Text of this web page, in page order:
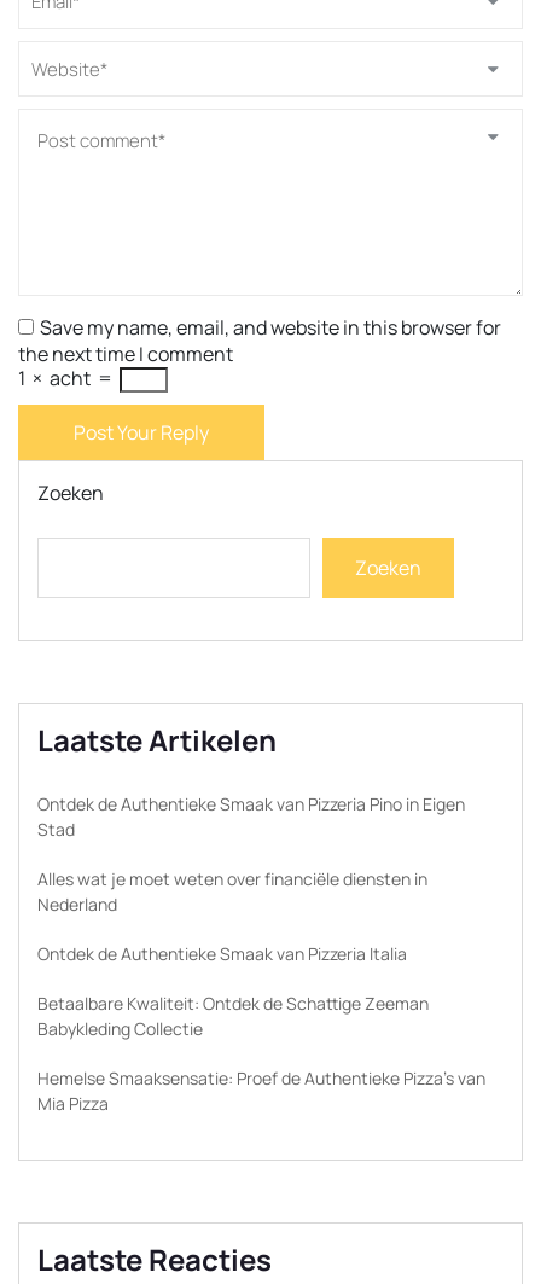
Save my name, email, and website in this browser for
the next time I comment
1 × acht =
Post Your Reply
Zoeken
Zoeken
Laatste Artikelen
Ontdek de Authentieke Smaak van Pizzeria Pino in Eigen
Stad
Alles wat je moet weten over financiële diensten in
Nederland
Ontdek de Authentieke Smaak van Pizzeria Italia
Betaalbare Kwaliteit: Ontdek de Schattige Zeeman
Babykleding Collectie
Hemelse Smaaksensatie: Proef de Authentieke Pizza’s van
Mia Pizza
Laatste Reacties